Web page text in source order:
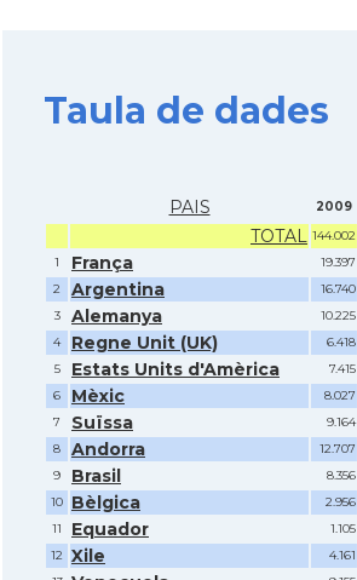
Taula de dades
PAIS 2009
TOTAL 144.002
1
França 19.397
2
Argentina 16.740
3
Alemanya 10.225
4
Regne Unit (UK) 6.418
5
Estats Units d'Amèrica 7.415
6
Mèxic 8.027
7
Suïssa 9.164
8
Andorra 12.707
9
Brasil 8.356
10
Bèlgica 2.956
11
Equador 1.105
12 Xile 4.161